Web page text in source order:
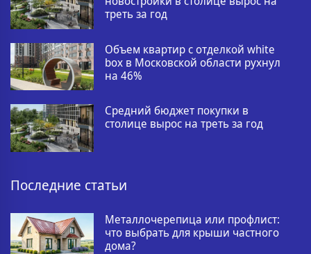
треть за год
Объем квартир с отделкой white
box в Московской области рухнул
на 46%
Средний бюджет покупки в
столице вырос на треть за год
Последние статьи
Металлочерепица или профлист:
что выбрать для крыши частного
дома?